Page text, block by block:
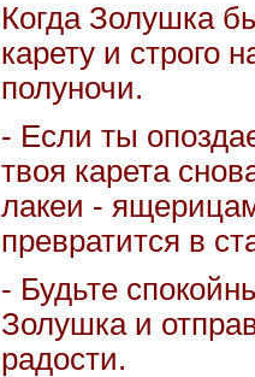
Когда Золушка
карету и строго
полуночи.
- Если ты
твоя карета
лакеи -
превратится в
- Будьте
Золушка и
радости.